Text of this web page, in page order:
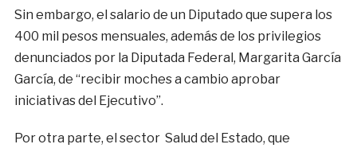
Sin embargo, el salario de un Diputado que supera los
400 mil pesos mensuales, además de los privilegios
denunciados por la Diputada Federal, Margarita García
García, de “recibir moches a cambio aprobar
iniciativas del Ejecutivo”.
Por otra parte, el sector Salud del Estado, que